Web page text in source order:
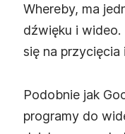
Whereby, ma
dźwięku i
się na przycięcia
Podobnie jak
programy do